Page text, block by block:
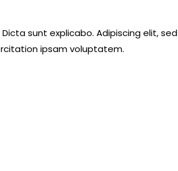
sunt explicabo. Adipiscing elit, sed
ipsam voluptatem.